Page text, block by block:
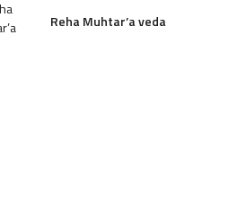
Reha Muhtar’a veda